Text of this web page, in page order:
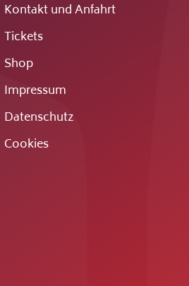
Kontakt und Anfahrt
Tickets
Shop
Impressum
Datenschutz
Cookies